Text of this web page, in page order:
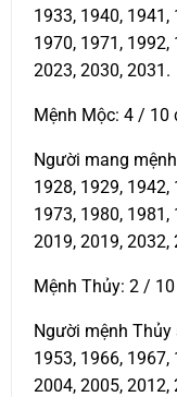
1933, 1940, 1941,
1970, 1971, 1992,
2023, 2030, 2031.
Mệnh Mộc: 4 / 10
Người mang
1928, 1929, 1942,
1973, 1980, 1981,
2019, 2019, 2032,
Mệnh Thủy: 2 /
Người mệnh Thủy
1953, 1966, 1967,
2004, 2005,